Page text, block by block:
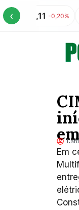
‹
5,11 -0,20%
Em